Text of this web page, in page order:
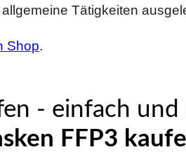
Tätigkeiten
Shop.
- einfach
FFP3